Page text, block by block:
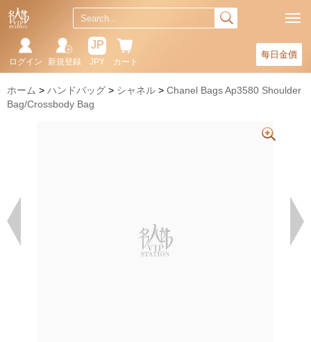
每日金價
カート
JP
JPY
新規登録
ログイン
ホーム ハンドバッグ シャネル
Chanel Bags Ap3580 Shoulder
Bag/Crossbody Bag